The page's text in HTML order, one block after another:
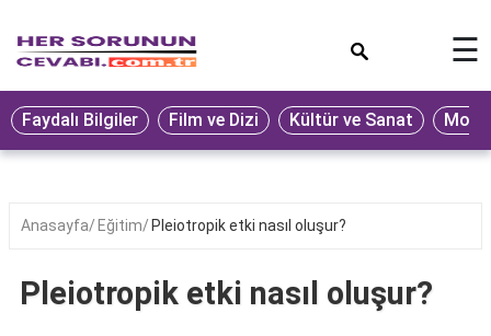
Eğitim
Ekonomi
Seyahat
Oyun
☰
Faydalı Bilgiler Film ve Dizi Kültür ve Sanat
Anasayfa Eğitim Pleiotropik etki nasıl oluşur?
Pleiotropik etki nasıl oluşur?